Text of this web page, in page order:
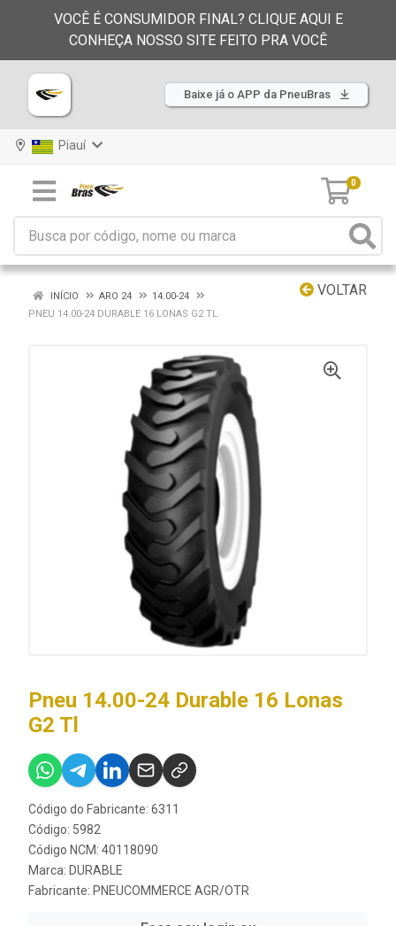
VOCÊ É CONSUMIDOR FINAL? CLIQUE AQUI E
CONHEÇA NOSSO SITE FEITO PRA VOCÊ
Baixe já o APP da PneuBras
Piauí
0
VOLTAR
INÍCIO ARO 24
14.00-24
PNEU 14.00-24 DURABLE 16 LONAS G2 TL
Pneu 14.00-24 Durable 16 Lonas
G2 Tl
Código do Fabricante: 6311
Código: 5982
Código NCM: 40118090
Marca: DURABLE
Fabricante: PNEUCOMMERCE AGR/OTR